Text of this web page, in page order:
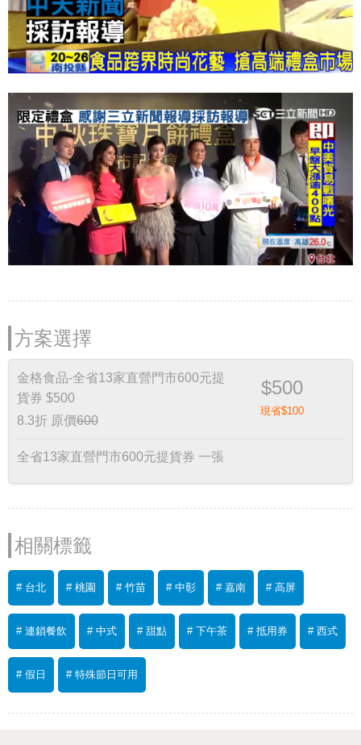
方案選擇
金格食品-全省13家直營門市600元提
貨券 $500
8.3折 原價600
$500
現省$100
全省13家直營門市600元提貨券 一張
相關標籤
# 台北 # 桃園 # 竹苗 # 中彰 # 嘉南 # 高屏
# 連鎖餐飲 # 中式 # 甜點 # 下午茶 # 抵用券 # 西式
# 假日 # 特殊節日可用